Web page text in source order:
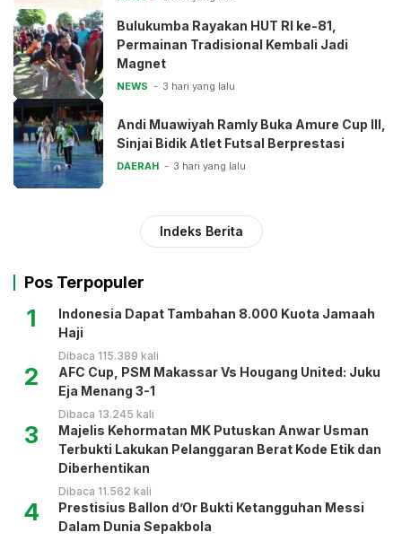
Bulukumba Rayakan HUT RI ke-81,
Permainan Tradisional Kembali Jadi
Magnet
NEWS 3 hari yang lalu
Andi Muawiyah Ramly Buka Amure Cup III,
Sinjai Bidik Atlet Futsal Berprestasi
DAERAH 3 hari yang lalu
Indeks Berita
Pos Terpopuler
1
Indonesia Dapat Tambahan 8.000 Kuota Jamaah
Haji
Dibaca 115.389 kali
2
AFC Cup, PSM Makassar Vs Hougang United: Juku
Eja Menang 3-1
Dibaca 13.245 kali
3
Majelis Kehormatan MK Putuskan Anwar Usman
Terbukti Lakukan Pelanggaran Berat Kode Etik dan
Diberhentikan
Dibaca 11.562 kali
4
Prestisius Ballon d’Or Bukti Ketangguhan Messi
Dalam Dunia Sepakbola